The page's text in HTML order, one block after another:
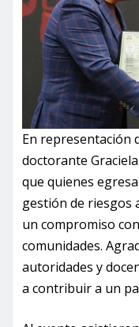
En representación
doctorante
que quienes
gestión de riesgos
un compromiso
comunidades.
autoridades y
a contribuir a un